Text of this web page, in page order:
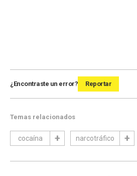
¿Encontraste un error? Reportar
Temas relacionados
cocaína narcotráfico